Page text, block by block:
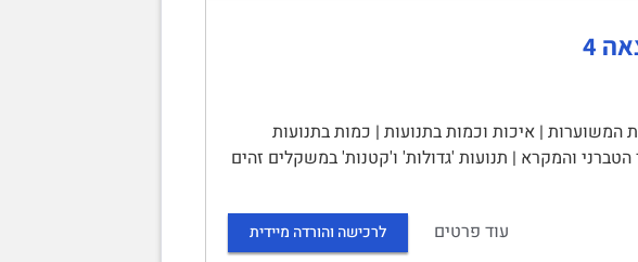
4
המשוערות | איכות וכמות בתנועות | כמות בתנועות
והמקרא | תנועות 'גדולות' ו'קטנות' במשקלים זהים
עוד פרטים לרכישה והורדה מיידית